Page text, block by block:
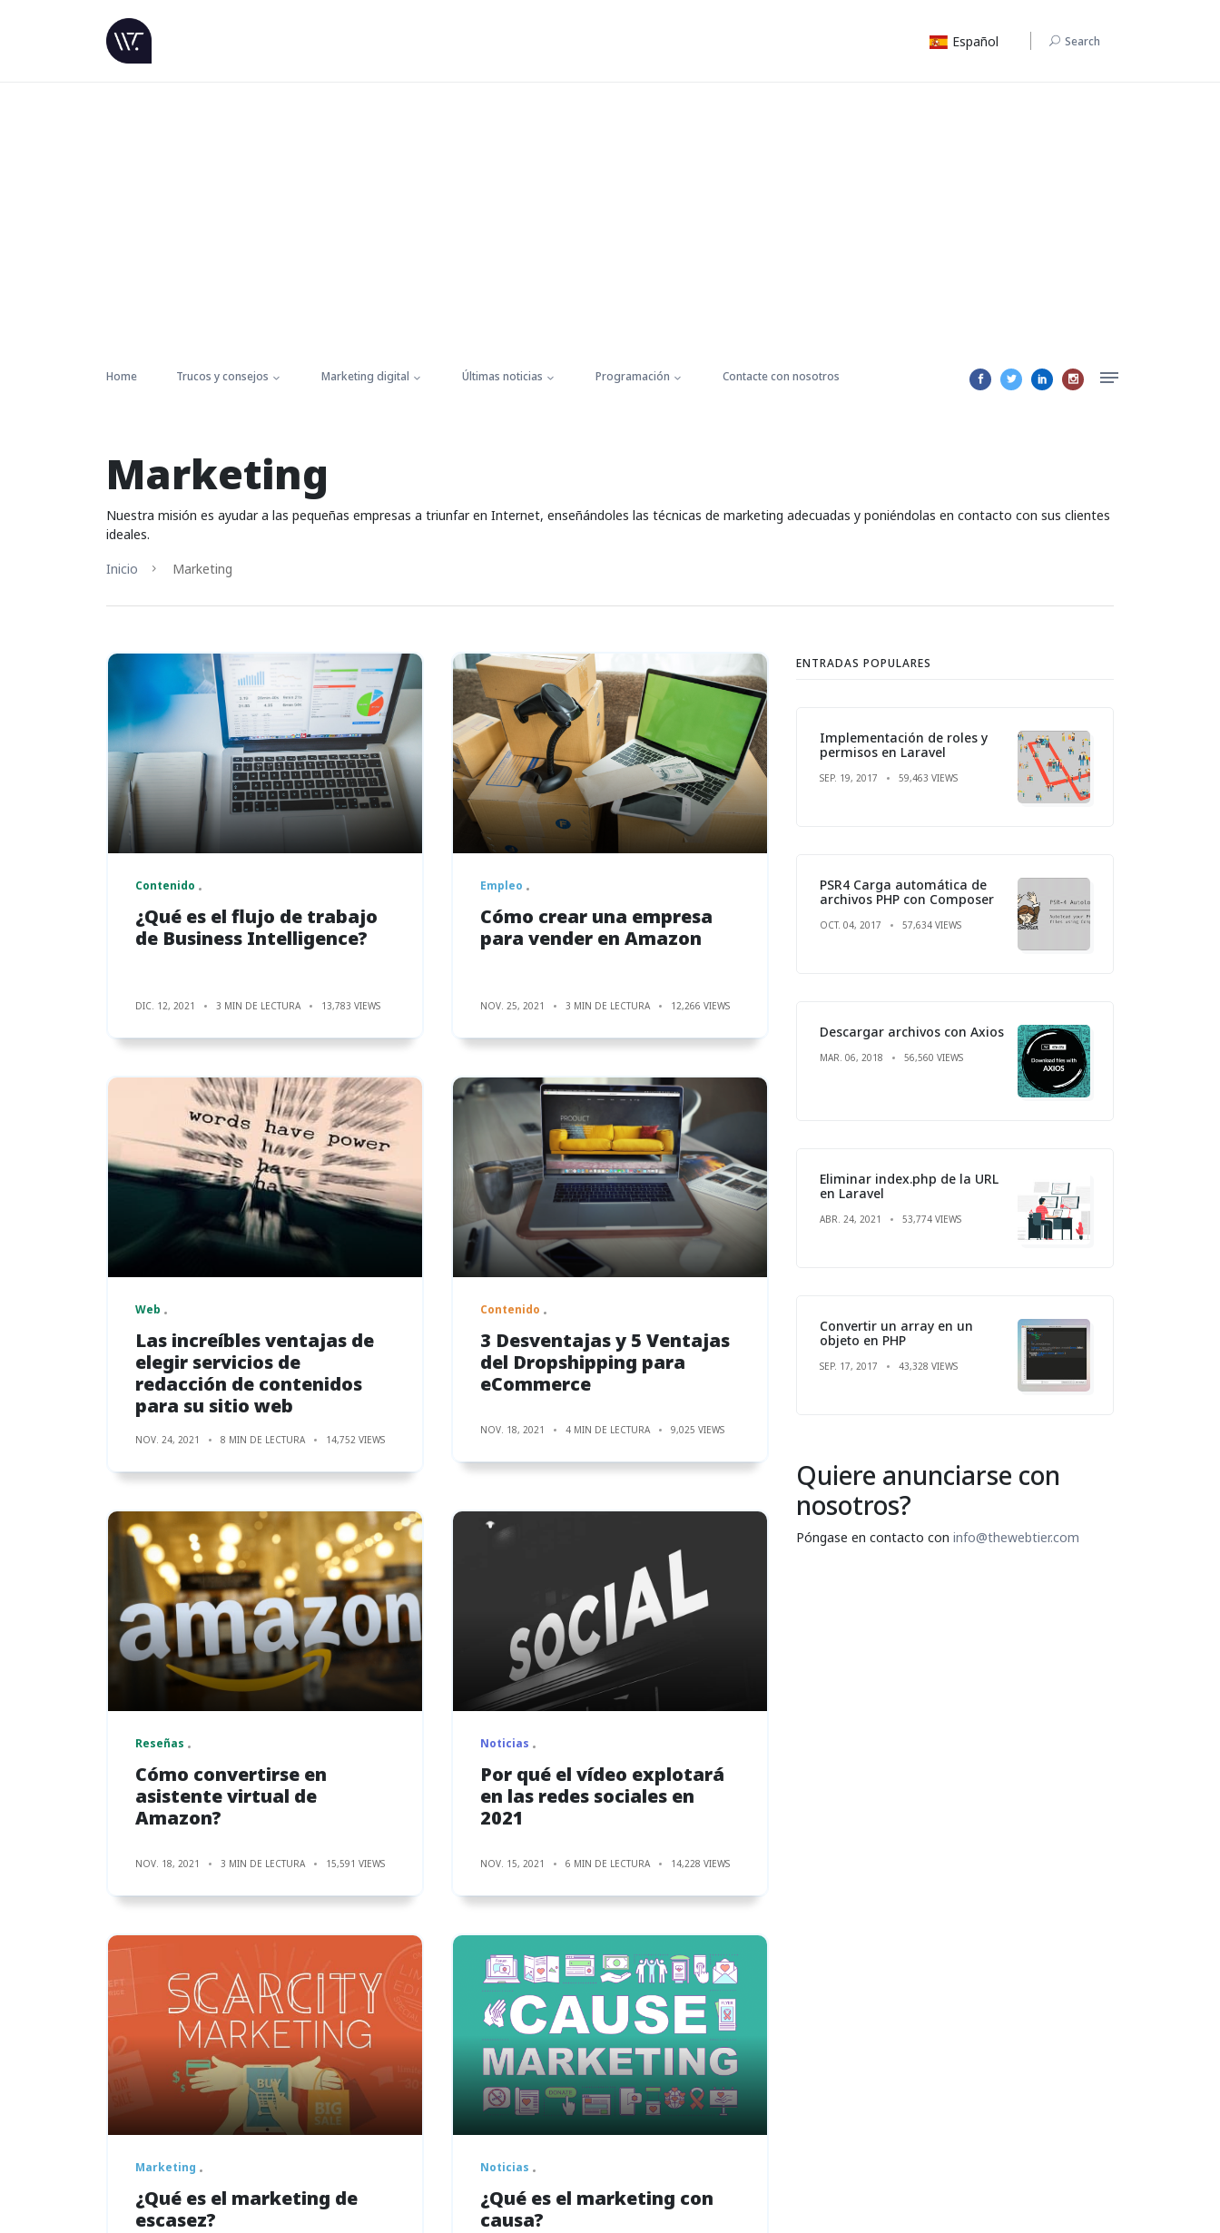
Español Search
Home Trucos y consejos Marketing digital Últimas noticias Programación Contacte con nosotros
Marketing
Nuestra misión es ayudar a las pequeñas empresas a triunfar en Internet, enseñándoles las técnicas de marketing adecuadas y poniéndolas en contacto con sus clientes
ideales.
Inicio
Marketing
Contenido
¿Qué es el flujo de trabajo
de Business Intelligence?
DIC. 12, 2021 3 MIN DE LECTURA 13,783 VIEWS
Empleo
Cómo crear una empresa
para vender en Amazon
NOV. 25, 2021 3 MIN DE LECTURA 12,266 VIEWS
Web
Las increíbles ventajas de
elegir servicios de
redacción de contenidos
para su sitio web
NOV. 24, 2021 8 MIN DE LECTURA 14,752 VIEWS
Contenido
3 Desventajas y 5 Ventajas
del Dropshipping para
eCommerce
NOV. 18, 2021 4 MIN DE LECTURA 9,025 VIEWS
Reseñas
Cómo convertirse en
asistente virtual de
Amazon?
NOV. 18, 2021 3 MIN DE LECTURA 15,591 VIEWS
Noticias
Por qué el vídeo explotará
en las redes sociales en
2021
NOV. 15, 2021 6 MIN DE LECTURA 14,228 VIEWS
Marketing
¿Qué es el marketing de
escasez?
Noticias
¿Qué es el marketing con
causa?
ENTRADAS POPULARES
Implementación de roles y
permisos en Laravel
SEP. 19, 2017 59,463 VIEWS
PSR4 Carga automática de
archivos PHP con Composer
OCT. 04, 2017 57,634 VIEWS
Descargar archivos con Axios
MAR. 06, 2018 56,560 VIEWS
Eliminar index.php de la URL
en Laravel
ABR. 24, 2021 53,774 VIEWS
Convertir un array en un
objeto en PHP
SEP. 17, 2017 43,328 VIEWS
Quiere anunciarse con
nosotros?
Póngase en contacto con info@thewebtier.com